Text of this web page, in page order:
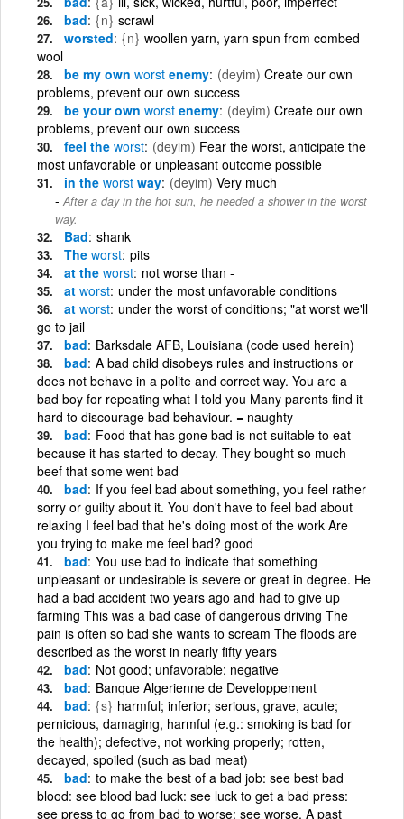
bad {n} scrawl
worsted {n} woollen yarn, yarn spun from combed
wool
be my own worst enemy (deyim) Create our own
problems, prevent our own success
be your own worst enemy (deyim) Create our own
problems, prevent our own success
feel the worst (deyim) Fear the worst, anticipate the
most unfavorable or unpleasant outcome possible
in the worst way (deyim) Very much
After a day in the hot sun, he needed a shower in the worst
way.
Bad shank
The worst pits
at the worst not worse than -
at worst under the most unfavorable conditions
at worst under the worst of conditions; "at worst we'll
go to jail
bad Barksdale AFB, Louisiana (code used herein)
bad A bad child disobeys rules and instructions or
does not behave in a polite and correct way. You are a
bad boy for repeating what I told you Many parents find it
hard to discourage bad behaviour. = naughty
bad Food that has gone bad is not suitable to eat
because it has started to decay. They bought so much
beef that some went bad
bad If you feel bad about something, you feel rather
sorry or guilty about it. You don't have to feel bad about
relaxing I feel bad that he's doing most of the work Are
you trying to make me feel bad? good
bad You use bad to indicate that something
unpleasant or undesirable is severe or great in degree. He
had a bad accident two years ago and had to give up
farming This was a bad case of dangerous driving The
pain is often so bad she wants to scream The floods are
described as the worst in nearly fifty years
bad Not good; unfavorable; negative
bad Banque Algerienne de Developpement
bad {s} harmful; inferior; serious, grave, acute;
pernicious, damaging, harmful (e.g.: smoking is bad for
the health); defective, not working properly; rotten,
decayed, spoiled (such as bad meat)
bad to make the best of a bad job: see best bad
blood: see blood bad luck: see luck to get a bad press:
see press to go from bad to worse: see worse. A past